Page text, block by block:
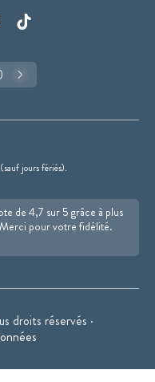
jours fériés).
de 4,7 sur 5 grâce à plus
pour votre fidélité.
droits réservés ·